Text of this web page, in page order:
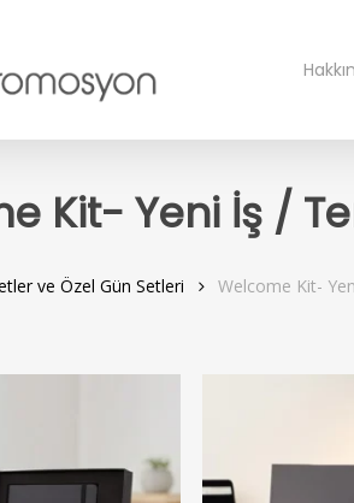
Kit- Yeni İş /
ve Özel Gün Setleri Welcome Kit-